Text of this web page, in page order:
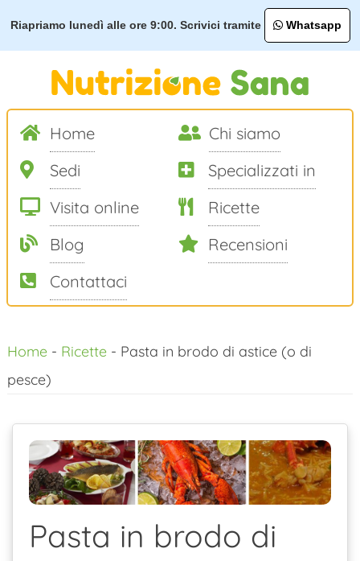
Riapriamo lunedì alle ore 9:00. Scrivici tramite Whatsapp
Home
Chi siamo
Sedi
Specializzati in
Visita online
Ricette
Blog
Recensioni
Contattaci
al
contenuto
Home- Ricette- Pasta in brodo di astice (o di
pesce)
Pasta in brodo di